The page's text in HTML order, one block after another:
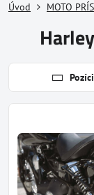
Úvod MOTO